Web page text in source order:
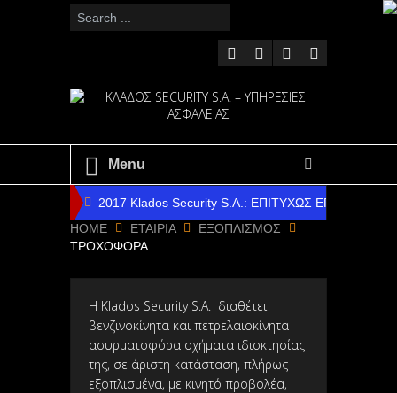
Menu
2017 Klados Security S.A.: ΕΠΙΤΥΧΩΣ
2016 Klados Security S.A.: ΕΠΙΤΥΧΗΣ Ο
2014 Klados Security S.A.: ΕΠΙΤΥΧΗΣ Η
2012 Klados Security S.A.: ΗΡΑΚΛΕΙΟ &
2017 Klados Security S.A. : ΧΡΟΝΙΑ ΠΟΛΛΑ ΚΑΙ
HOME ΕΤΑΙΡΙΑ
ΕΞΟΠΛΙΣΜΟΣ
ΤΡΟΧΟΦΟΡΑ
Η Klados Security S.A. διαθέτει
βενζινοκίνητα και πετρελαιοκίνητα
ασυρματοφόρα οχήματα ιδιοκτησίας
της, σε άριστη κατάσταση, πλήρως
εξοπλισμένα, με κινητό προβολέα,